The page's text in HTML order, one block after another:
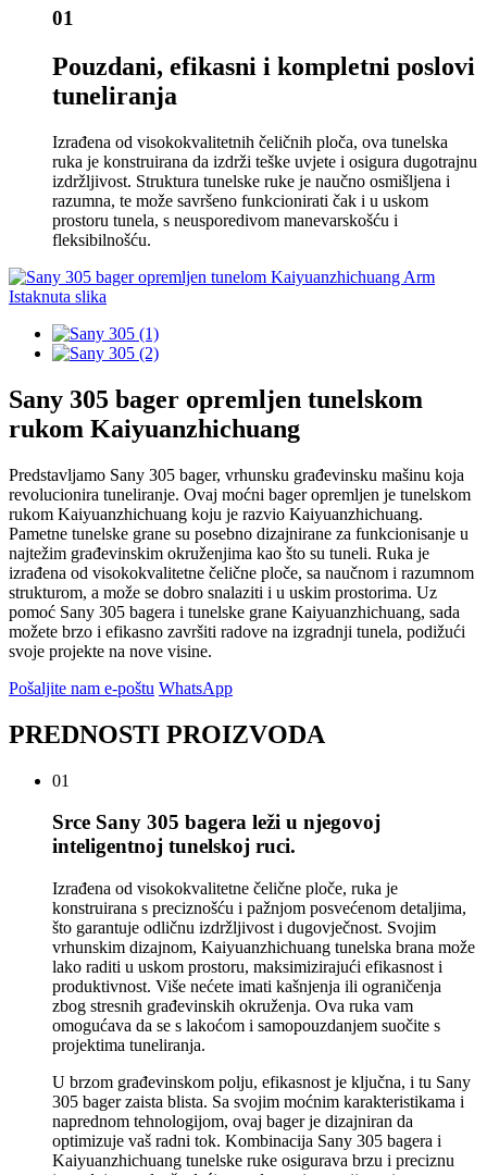
01
Pouzdani, efikasni i kompletni poslovi
tuneliranja
Izrađena od visokokvalitetnih čeličnih ploča, ova tunelska
ruka je konstruirana da izdrži teške uvjete i osigura dugotrajnu
izdržljivost. Struktura tunelske ruke je naučno osmišljena i
razumna, te može savršeno funkcionirati čak i u uskom
prostoru tunela, s neusporedivom manevarskošću i
fleksibilnošću.
Sany 305 bager opremljen tunelskom
rukom Kaiyuanzhichuang
Predstavljamo Sany 305 bager, vrhunsku građevinsku mašinu koja
revolucionira tuneliranje. Ovaj moćni bager opremljen je tunelskom
rukom Kaiyuanzhichuang koju je razvio Kaiyuanzhichuang.
Pametne tunelske grane su posebno dizajnirane za funkcionisanje u
najtežim građevinskim okruženjima kao što su tuneli. Ruka je
izrađena od visokokvalitetne čelične ploče, sa naučnom i razumnom
strukturom, a može se dobro snalaziti i u uskim prostorima. Uz
pomoć Sany 305 bagera i tunelske grane Kaiyuanzhichuang, sada
možete brzo i efikasno završiti radove na izgradnji tunela, podižući
svoje projekte na nove visine.
Pošaljite nam e-poštu WhatsApp
PREDNOSTI PROIZVODA
01
Srce Sany 305 bagera leži u njegovoj
inteligentnoj tunelskoj ruci.
Izrađena od visokokvalitetne čelične ploče, ruka je
konstruirana s preciznošću i pažnjom posvećenom detaljima,
što garantuje odličnu izdržljivost i dugovječnost. Svojim
vrhunskim dizajnom, Kaiyuanzhichuang tunelska brana može
lako raditi u uskom prostoru, maksimizirajući efikasnost i
produktivnost. Više nećete imati kašnjenja ili ograničenja
zbog stresnih građevinskih okruženja. Ova ruka vam
omogućava da se s lakoćom i samopouzdanjem suočite s
projektima tuneliranja.
U brzom građevinskom polju, efikasnost je ključna, i tu Sany
305 bager zaista blista. Sa svojim moćnim karakteristikama i
naprednom tehnologijom, ovaj bager je dizajniran da
optimizuje vaš radni tok. Kombinacija Sany 305 bagera i
Kaiyuanzhichuang tunelske ruke osigurava brzu i preciznu